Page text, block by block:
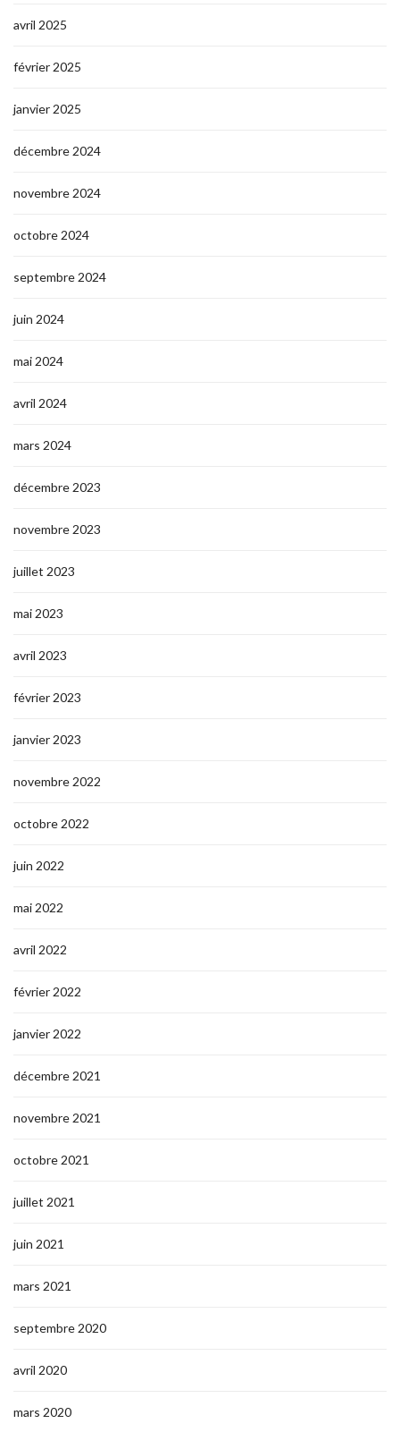
avril 2025
février 2025
janvier 2025
décembre 2024
novembre 2024
octobre 2024
septembre 2024
juin 2024
mai 2024
avril 2024
mars 2024
décembre 2023
novembre 2023
juillet 2023
mai 2023
avril 2023
février 2023
janvier 2023
novembre 2022
octobre 2022
juin 2022
mai 2022
avril 2022
février 2022
janvier 2022
décembre 2021
novembre 2021
octobre 2021
juillet 2021
juin 2021
mars 2021
septembre 2020
avril 2020
mars 2020